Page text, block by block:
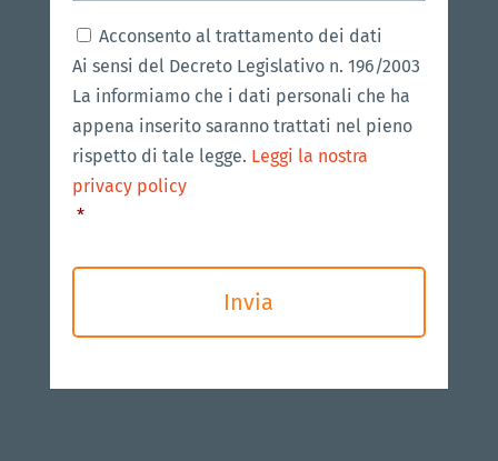
Consenso *
Acconsento al trattamento dei dati
Ai sensi del Decreto Legislativo n. 196/2003
La informiamo che i dati personali che ha
appena inserito saranno trattati nel pieno
rispetto di tale legge. Leggi la nostra
privacy policy
*